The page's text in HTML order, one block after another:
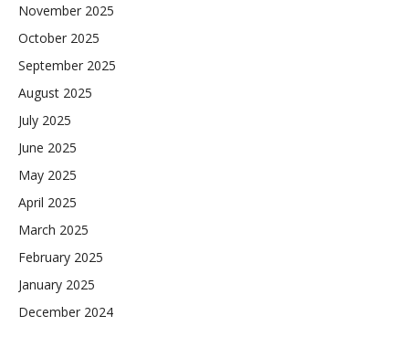
November 2025
October 2025
September 2025
August 2025
July 2025
June 2025
May 2025
April 2025
March 2025
February 2025
January 2025
December 2024